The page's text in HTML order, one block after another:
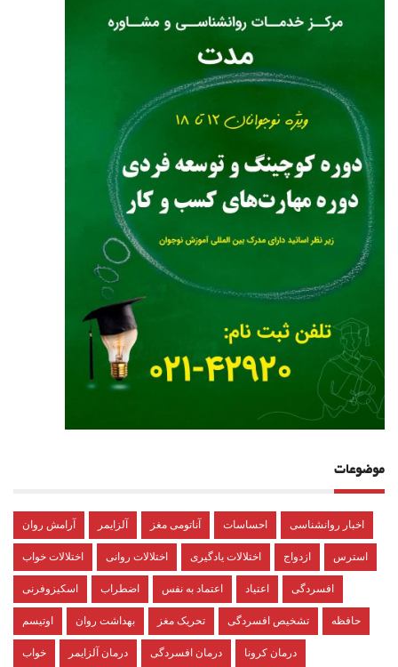
موضوعات
آرامش روان آلزایمر آناتومی مغز احساسات اخبار روانشناسی
اختلالات خواب اختلالات روانی اختلالات یادگیری ازدواج استرس
اسکیزوفرنی اضطراب اعتماد به نفس اعتیاد افسردگی
اوتیسم بهداشت روان تحریک مغز تشخیص افسردگی حافظه
خواب درمان آلزایمر درمان افسردگی درمان کرونا